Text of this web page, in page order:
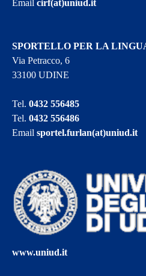
Emailcirf(at)uniud.it
SPORTELLO PER LA
Via Petracco, 6
33100 UDINE
Tel.0432 556485
Tel.0432 556486
Emailsportel.furlan(at)uniud.it
www.uniud.it